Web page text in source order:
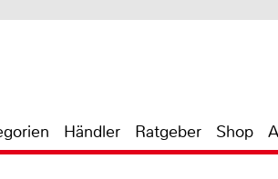
Händler Ratgeber Shop